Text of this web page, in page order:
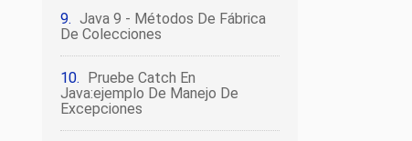
Java 9 - Métodos De Fábrica
De Colecciones
Pruebe Catch En
Java:ejemplo De Manejo De
Excepciones